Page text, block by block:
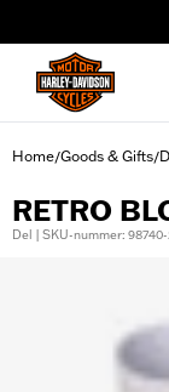
Home/Goods & Gifts/
RETRO
Del | SKU-nummer: